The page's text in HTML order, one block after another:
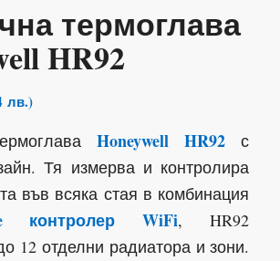
термоглава
HR92
лв.)
Honeywell HR92 с
Тя измерва и контролира
във всяка стая в комбинация
контролер WiFi, HR92
12 отделни радиатора и зони.